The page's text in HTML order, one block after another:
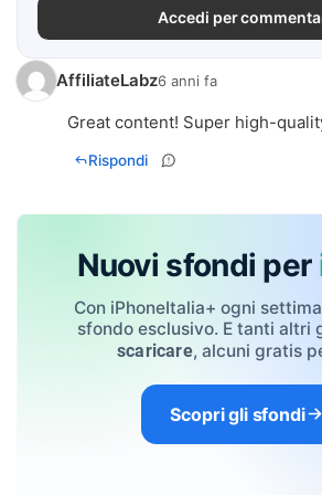
Accedi per
AffiliateLabz6 anni fa
Great content! Super high-
Rispondi
Nuovi sfondi per
Con iPhoneItalia+ ogni
sfondo esclusivo. E tanti altri
scaricare, alcuni gratis
Scopri gli sfondi